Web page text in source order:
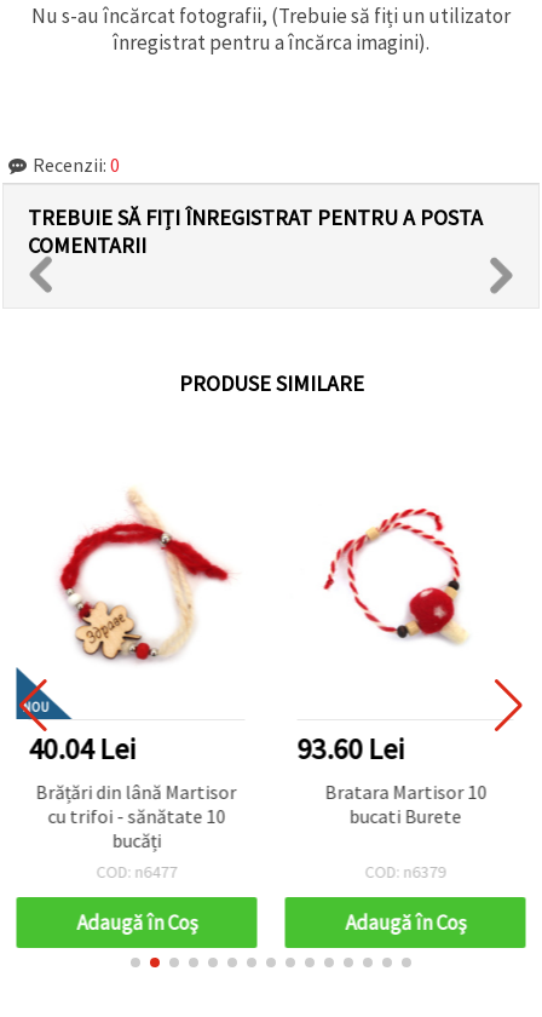
Nu s-au încărcat fotografii, (Trebuie să fiți un utilizator
înregistrat pentru a încărca imagini).
Recenzii: 0
TREBUIE SĂ FIȚI ÎNREGISTRAT PENTRU A POSTA
COMENTARII
PRODUSE SIMILARE
NOU
40.04 Lei
Brățări din lână Martisor
cu trifoi - sănătate 10
bucăți
COD: n6477
Adaugă în Coş
93.60 Lei
Bratara Martisor 10
bucati Burete
COD: n6379
Adaugă în Coş